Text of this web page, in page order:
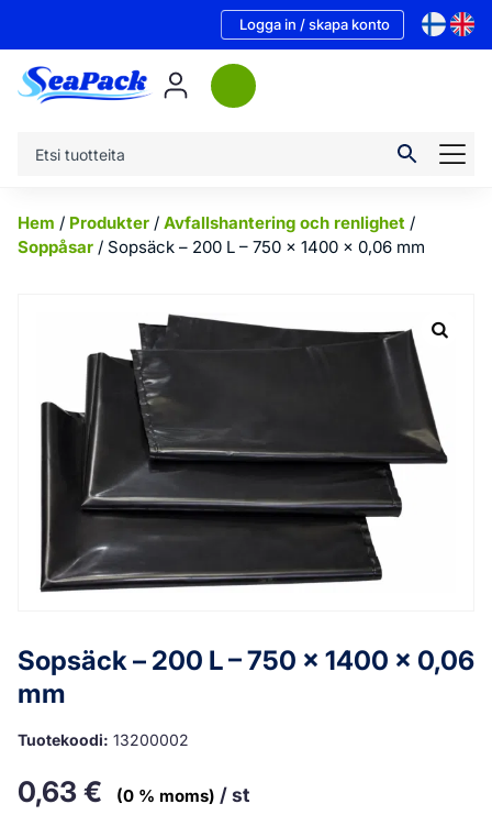
Logga in / skapa konto
Hem / Produkter / Avfallshantering och renlighet /
Soppåsar / Sopsäck – 200 L – 750 x 1400 x 0,06 mm
Sopsäck – 200 L – 750 x 1400 x 0,06
mm
Tuotekoodi: 13200002
0,63€ (0 % moms) / st